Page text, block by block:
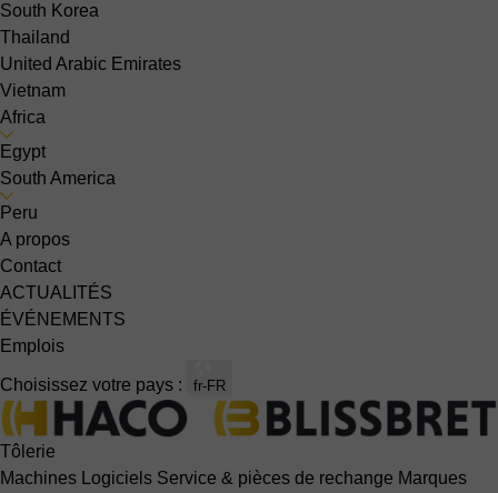
South Korea
Thailand
United Arabic Emirates
Vietnam
Africa
Egypt
South America
Peru
A propos
Contact
ACTUALITÉS
ÉVÉNEMENTS
Emplois
Choisissez votre pays : fr-FR
Tôlerie
Machines
Logiciels Service & pièces de rechange Marques